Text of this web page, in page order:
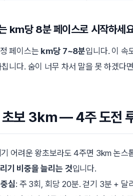
km당 8분 페이스로 시작하세
페이스는 km당 7~8분입니다. 이 속
니다. 숨이 너무 차서 말을 못 하겠다
초보 3km — 4주 도전
어려운 왕초보라도 4주면 3km 논스
기 비중을 늘리는 것입니다.
심: 주 3회, 회당 20분. 걷기 3분 + 달